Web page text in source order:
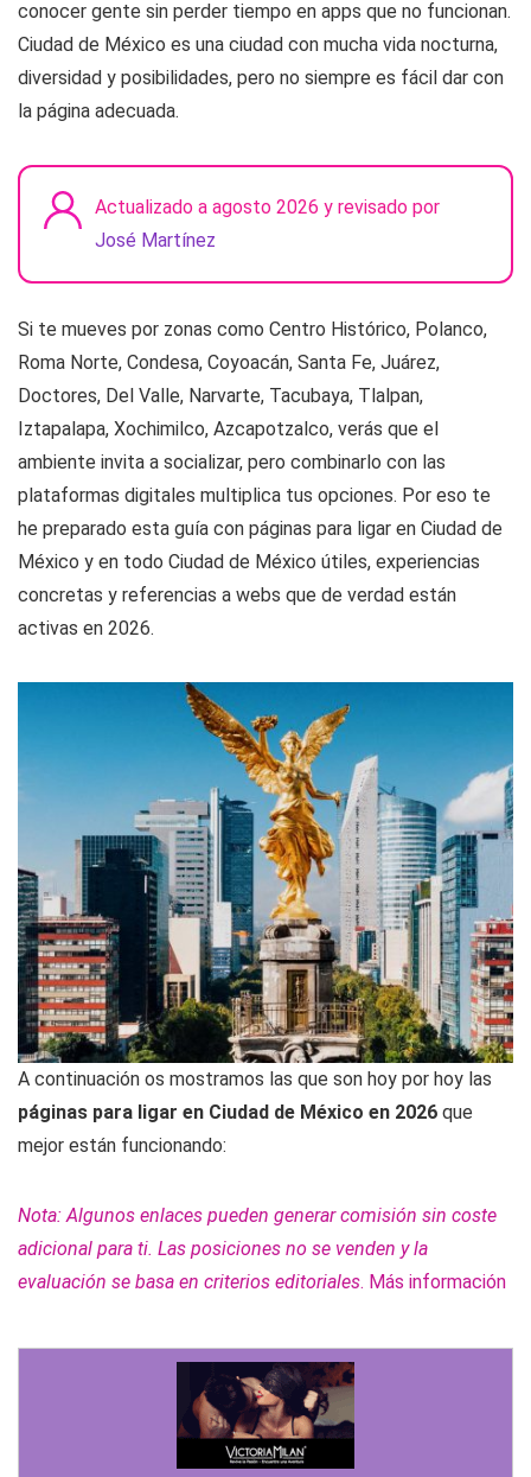
conocer gente sin perder tiempo en apps que no funcionan.
Ciudad de México es una ciudad con mucha vida nocturna,
diversidad y posibilidades, pero no siempre es fácil dar con
la página adecuada.
Actualizado a agosto 2026 y revisado por
José Martínez
Si te mueves por zonas como Centro Histórico, Polanco,
Roma Norte, Condesa, Coyoacán, Santa Fe, Juárez,
Doctores, Del Valle, Narvarte, Tacubaya, Tlalpan,
Iztapalapa, Xochimilco, Azcapotzalco, verás que el
ambiente invita a socializar, pero combinarlo con las
plataformas digitales multiplica tus opciones. Por eso te
he preparado esta guía con páginas para ligar en Ciudad de
México y en todo Ciudad de México útiles, experiencias
concretas y referencias a webs que de verdad están
activas en 2026.
A continuación os mostramos las que son hoy por hoy las
páginas para ligar en Ciudad de México en 2026 que
mejor están funcionando:
Nota: Algunos enlaces pueden generar comisión sin coste
adicional para ti. Las posiciones no se venden y la
evaluación se basa en criterios editoriales. Más información